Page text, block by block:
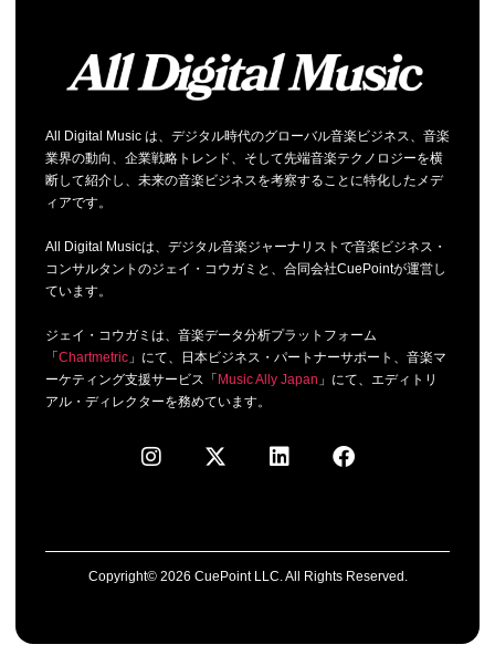
All Digital Music は、デジタル時代のグローバル音楽ビジネス、音楽
業界の動向、企業戦略トレンド、そして先端音楽テクノロジーを横
断して紹介し、未来の音楽ビジネスを考察することに特化したメデ
ィアです。
All Digital Musicは、デジタル音楽ジャーナリストで音楽ビジネス・
コンサルタントのジェイ・コウガミと、合同会社CuePointが運営し
ています。
ジェイ・コウガミは、音楽データ分析プラットフォーム
「 Chartmetric」にて、日本ビジネス・パートナーサポート、音楽マ
ーケティング支援サービス「 Music Ally Japan 」にて、エディトリ
アル・ディレクターを務めています。
Copyright© 2026 CuePoint LLC. All Rights Reserved.